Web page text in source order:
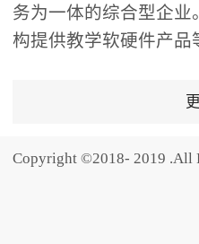
学生自由表达思考过程，
培养批判性思维与表达能
功能增加课堂趣味性，同
务为一体的综合型企
构提供教学软硬件产品
Copyright ©2018- 2019 .All